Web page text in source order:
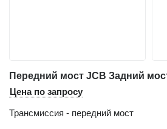
Цена по запросу
Трансмиссия - передний мост